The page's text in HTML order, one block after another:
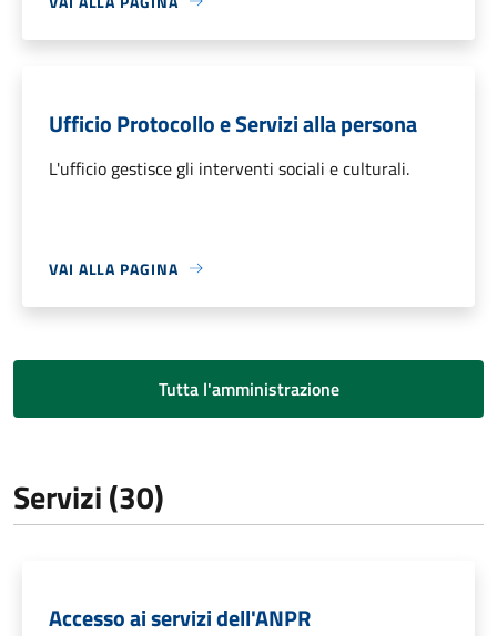
Ufficio Protocollo e Servizi alla persona
L'ufficio gestisce gli interventi sociali e culturali.
VAI ALLA PAGINA
Tutta l'amministrazione
Servizi (30)
Accesso ai servizi dell'ANPR